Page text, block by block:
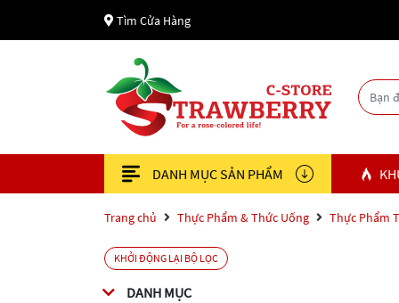
Tìm Cửa Hàng
DANH MỤC SẢN PHẨM
Trang chủ Thực Phẩm & Thức Uống Thực Phẩm
KHỞI ĐỘNG LẠI BỘ LỌC
DANH MỤC